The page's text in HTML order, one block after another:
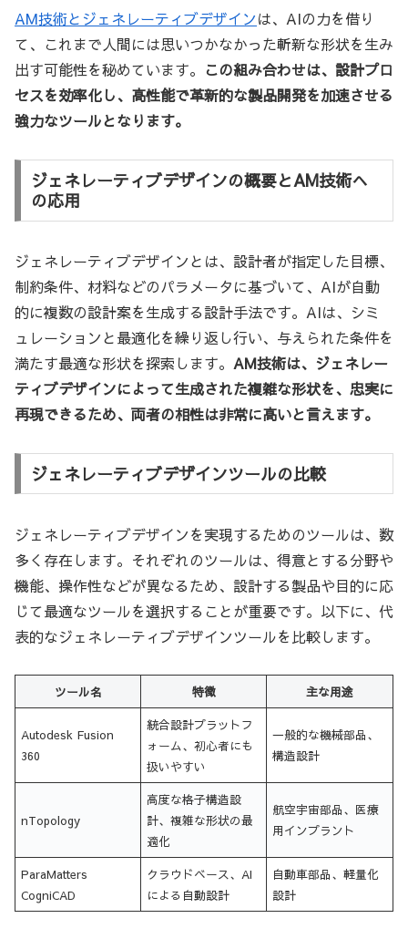
AM技術とジェネレーティブデザインは、AIの力を借り
て、これまで人間には思いつかなかった斬新な形状を生み
出す可能性を秘めています。 この組み合わせは、設計プロ
セスを効率化し、高性能で革新的な製品開発を加速させる
強力なツールとなります。
ジェネレーティブデザインの概要とAM技術へ
の応用
ジェネレーティブデザインとは、設計者が指定した目標、
制約条件、材料などのパラメータに基づいて、AIが自動
的に複数の設計案を生成する設計手法です。AIは、シミ
ュレーションと最適化を繰り返し行い、与えられた条件を
満たす最適な形状を探索します。 AM技術は、ジェネレー
ティブデザインによって生成された複雑な形状を、忠実に
再現できるため、両者の相性は非常に高いと言えます。
ジェネレーティブデザインツールの比較
ジェネレーティブデザインを実現するためのツールは、数
多く存在します。それぞれのツールは、得意とする分野や
機能、操作性などが異なるため、設計する製品や目的に応
じて最適なツールを選択することが重要です。以下に、代
表的なジェネレーティブデザインツールを比較します。
ツール名 特徴 主な用途
Autodesk Fusion
360
統合設計プラットフ
ォーム、初心者にも
扱いやすい
一般的な機械部品、
構造設計
nTopology
高度な格子構造設
計、複雑な形状の最
適化
航空宇宙部品、医療
用インプラント
ParaMatters
CogniCAD
クラウドベース、AI
による自動設計
自動車部品、軽量化
設計